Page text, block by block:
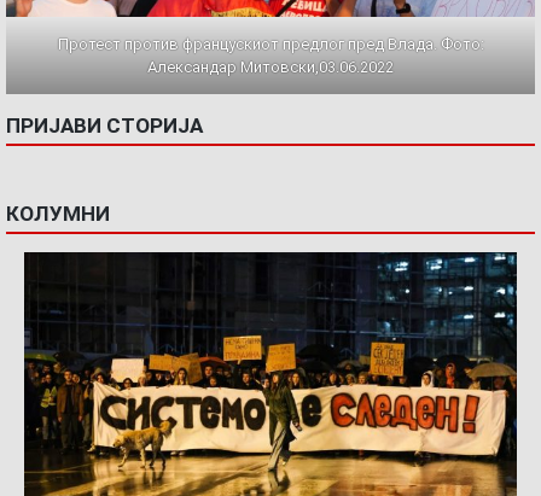
Протест против францускиот предлог пред Влада. Фото:
Александар Митовски,03.06.2022
ПРИЈАВИ СТОРИЈА
КОЛУМНИ